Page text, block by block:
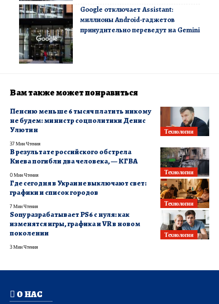
Google отключает Assistant:
миллионы Android-гаджетов
принудительно переведут на Gemini
Вам также может понравиться
Технологии
Пенсию меньше 6 тысяч платить никому
не будем: министр соцполитики Денис
Улютин
37 Мин Чтения
Технологии
В результате российского обстрела
Киева погибли два человека, — КГВА
0 Мин Чтения
Технологии
Где сегодня в Украине выключают свет:
графики и список городов
7 Мин Чтения
Технологии
Sony разрабатывает PS6 с нуля: как
изменятся игры, графика и VR в новом
поколении
3 Мин Чтения
О НАС